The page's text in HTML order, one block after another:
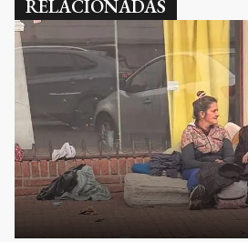
RELACIONADAS